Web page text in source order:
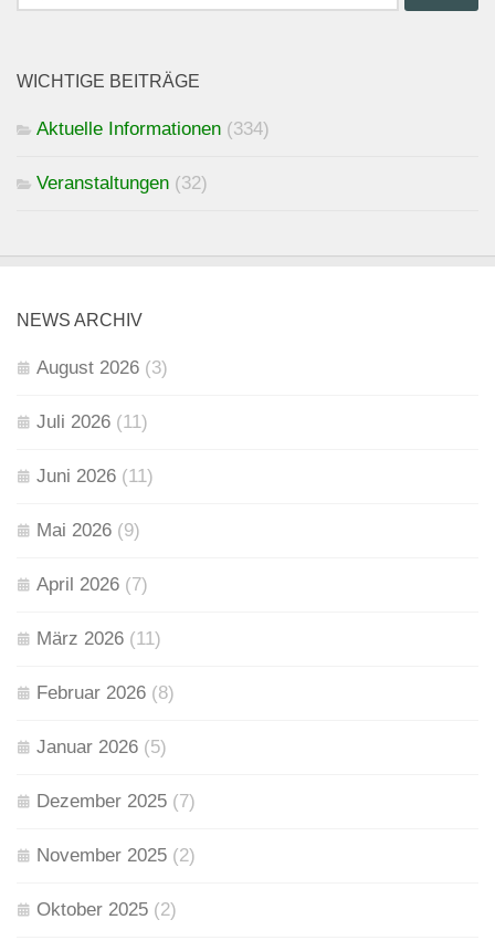
nach:
WICHTIGE BEITRÄGE
Aktuelle Informationen (334)
Veranstaltungen (32)
NEWS ARCHIV
August 2026 (3)
Juli 2026 (11)
Juni 2026 (11)
Mai 2026 (9)
April 2026 (7)
März 2026 (11)
Februar 2026 (8)
Januar 2026 (5)
Dezember 2025 (7)
November 2025 (2)
Oktober 2025 (2)